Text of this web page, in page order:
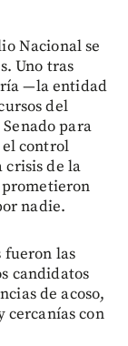
Nacional se
Uno tras
—la entidad
del
para
control
de la
prometieron
nadie.
fueron las
candidatos
de acoso,
cercanías con